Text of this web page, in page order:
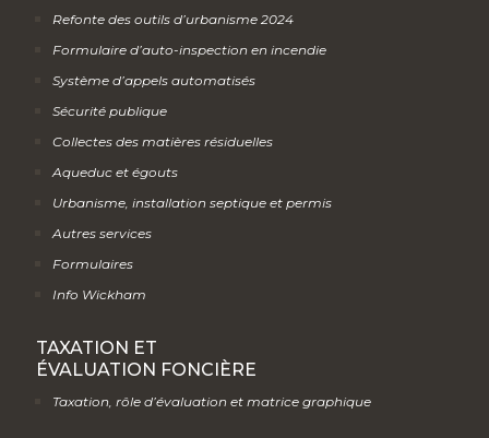
Refonte des outils d’urbanisme 2024
Formulaire d’auto-inspection en incendie
Système d’appels automatisés
Sécurité publique
Collectes des matières résiduelles
Aqueduc et égouts
Urbanisme, installation septique et permis
Autres services
Formulaires
Info Wickham
TAXATION ET
ÉVALUATION FONCIÈRE
Taxation, rôle d’évaluation et matrice graphique